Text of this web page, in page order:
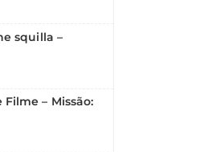
squilla –
– Missão: